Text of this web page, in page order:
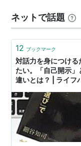
を自己スキーマと
だ」と思っている
やすくなります。
ネットで話題
12 ブックマーク
対話力を身につける
たい。「自己開示
違いとは？ | ライフ